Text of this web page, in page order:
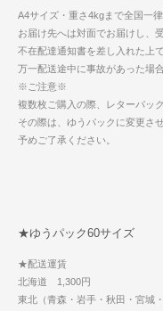
A4サイズ・重さ4kgまで全国一
お届け先へは対面でお届けし、
不在配達通知書を差し入れた上
万一配送途中に事故があった場
※ご注意※
複数枚ご購入の際、レターパッ
その際は、ゆうパックに変更さ
予めご了承ください。
★ゆうパック60サイズ
★配送運賃
北海道 1,300円
東北（青森・岩手・秋田・宮城